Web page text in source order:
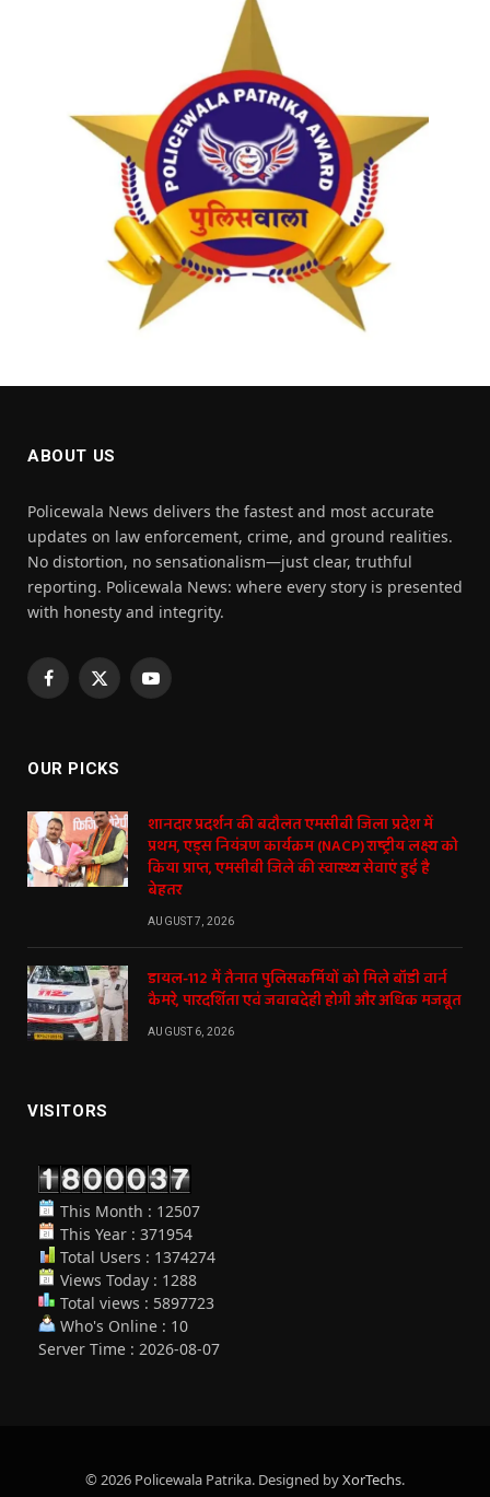
ABOUT US
Policewala News delivers the fastest and most accurate
updates on law enforcement, crime, and ground realities.
No distortion, no sensationalism—just clear, truthful
reporting. Policewala News: where every story is presented
with honesty and integrity.
Facebook
X
YouTube
OUR PICKS
शानदार प्रदर्शन की बदौलत एमसीबी जिला प्रदेश में
प्रथम, एड्स नियंत्रण कार्यक्रम (NACP) राष्ट्रीय लक्ष्य को
किया प्राप्त, एमसीबी जिले की स्वास्थ्य सेवाएं हुई है
बेहतर
AUGUST 7, 2026
डायल-112 में तैनात पुलिसकर्मियों को मिले बॉडी वार्न
कैमरे, पारदर्शिता एवं जवाबदेही होगी और अधिक मजबूत
AUGUST 6, 2026
VISITORS
This Month : 12507
This Year : 371954
Total Users : 1374274
Views Today : 1288
Total views : 5897723
Who's Online : 10
Server Time : 2026-08-07
© 2026 Policewala Patrika. Designed byXorTechs.